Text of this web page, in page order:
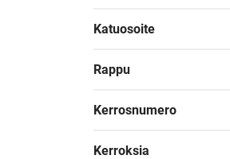
Katuosoite
Rappu
Kerrosnumero
Kerroksia